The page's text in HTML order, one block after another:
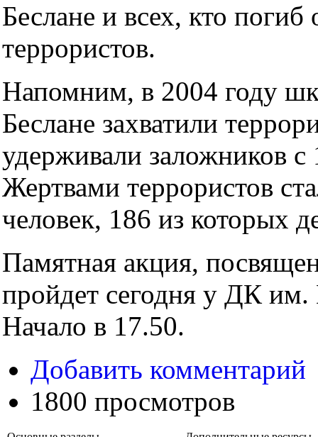
Беслане и всех, кто погиб
террористов.
Напомним, в 2004 году
Беслане захватили
удерживали заложников с
Жертвами террористов
человек, 186 из которых
Памятная акция,
пройдет сегодня у ДК
Начало в 17.50.
Добавить комментарий
1800 просмотров